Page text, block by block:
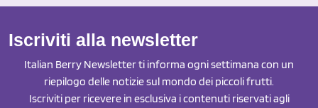
Iscriviti alla newsletter
Italian Berry Newsletter ti informa ogni settimana con un
riepilogo delle notizie sul mondo dei piccoli frutti.
Iscriviti per ricevere in esclusiva i contenuti riservati agli